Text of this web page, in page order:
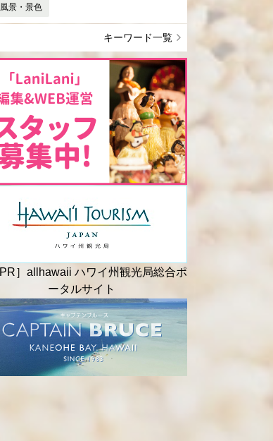
風景・景色
キーワード一覧